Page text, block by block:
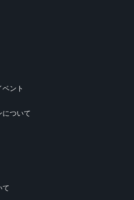
ント
について
て